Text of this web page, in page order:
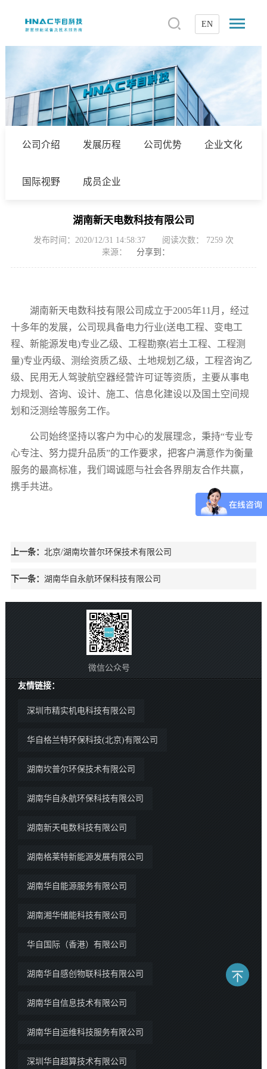
EN
公司介绍 发展历程 公司优势 企业文化
国际视野 成员企业
湖南新天电数科技有限公司
发布时间：2020/12/31 14:58:37 阅读次数： 7259 次
来源：
分享到：
湖南新天电数科技有限公司成立于2005年11月，经过
十多年的发展，公司现具备电力行业(送电工程、变电工
程、新能源发电)专业乙级、工程勘察(岩土工程、工程测
量)专业丙级、测绘资质乙级、土地规划乙级，工程咨询乙
级、民用无人驾驶航空器经营许可证等资质，主要从事电
力规划、咨询、设计、施工、信息化建设以及国土空间规
划和泛测绘等服务工作。
公司始终坚持以客户为中心的发展理念，秉持“专业专
心专注、努力提升品质”的工作要求，把客户满意作为衡量
服务的最高标准，我们竭诚愿与社会各界朋友合作共赢，
携手共进。
上一条： 北京/湖南坎普尔环保技术有限公司
下一条： 湖南华自永航环保科技有限公司
微信公众号
友情链接：
深圳市精实机电科技有限公司
华自格兰特环保科技(北京)有限公司
湖南坎普尔环保技术有限公司
湖南华自永航环保科技有限公司
湖南新天电数科技有限公司
湖南格莱特新能源发展有限公司
湖南华自能源服务有限公司
湖南湘华储能科技有限公司
华自国际（香港）有限公司
湖南华自感创物联科技有限公司
湖南华自信息技术有限公司
湖南华自运维科技服务有限公司
深圳华自超算技术有限公司